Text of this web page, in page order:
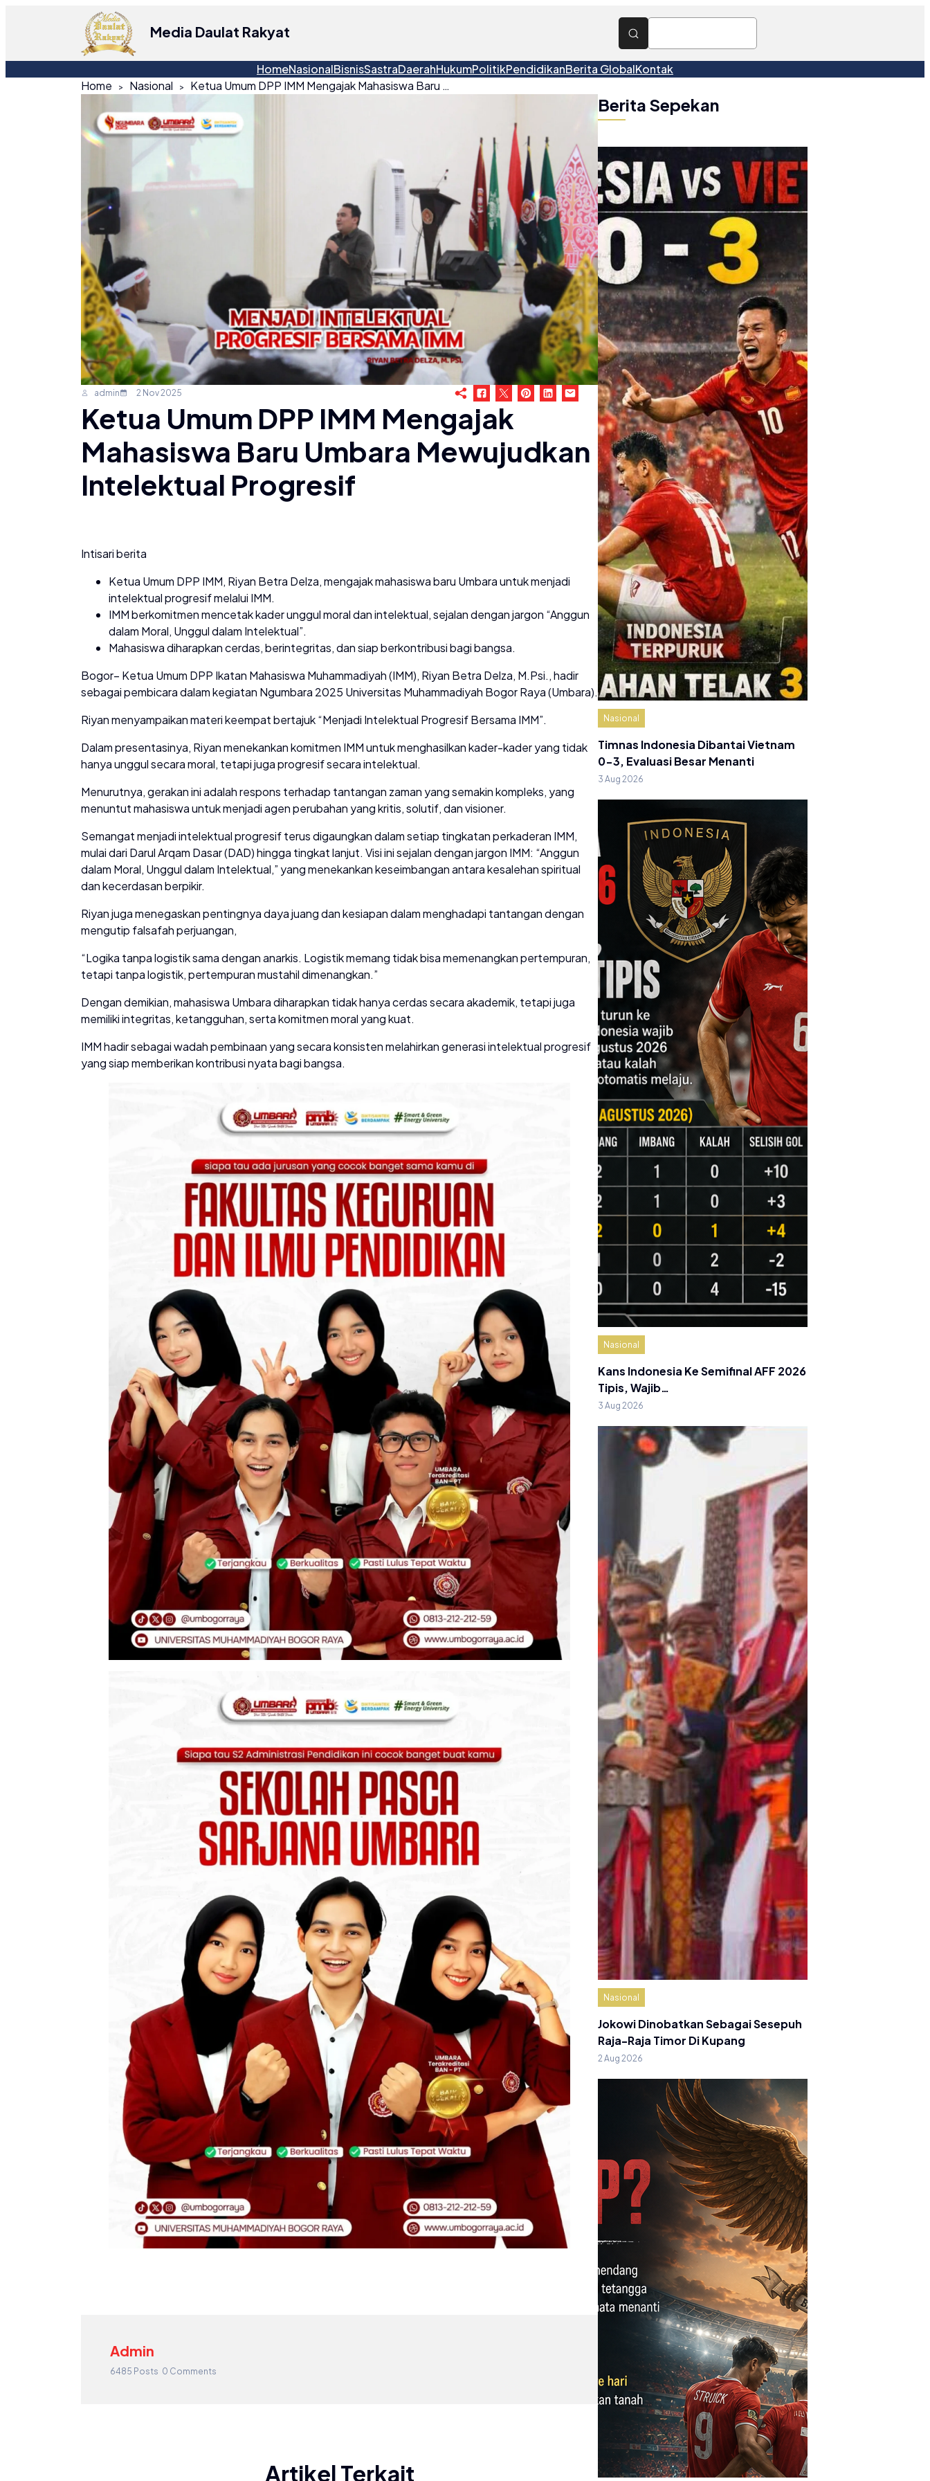
Media Daulat Rakyat
HomeNasionalBisnisSastraDaerahHukumPolitikPendidikanBerita GlobalKontak
Home
Nasional Ketua Umum DPP IMM Mengajak Mahasiswa Baru Umbara Mewujudkan Intelektual Progresif
admin 2 Nov 2025
Ketua Umum DPP IMM Mengajak
Mahasiswa Baru Umbara Mewujudkan
Intelektual Progresif
Intisari berita
Ketua Umum DPP IMM, Riyan Betra Delza, mengajak mahasiswa baru Umbara untuk menjadi
intelektual progresif melalui IMM.
IMM berkomitmen mencetak kader unggul moral dan intelektual, sejalan dengan jargon “Anggun
dalam Moral, Unggul dalam Intelektual”.
Mahasiswa diharapkan cerdas, berintegritas, dan siap berkontribusi bagi bangsa.
Bogor– Ketua Umum DPP Ikatan Mahasiswa Muhammadiyah (IMM), Riyan Betra Delza, M.Psi., hadir
sebagai pembicara dalam kegiatan Ngumbara 2025 Universitas Muhammadiyah Bogor Raya (Umbara).
Riyan menyampaikan materi keempat bertajuk “Menjadi Intelektual Progresif Bersama IMM”.
Dalam presentasinya, Riyan menekankan komitmen IMM untuk menghasilkan kader-kader yang tidak
hanya unggul secara moral, tetapi juga progresif secara intelektual.
Menurutnya, gerakan ini adalah respons terhadap tantangan zaman yang semakin kompleks, yang
menuntut mahasiswa untuk menjadi agen perubahan yang kritis, solutif, dan visioner.
Semangat menjadi intelektual progresif terus digaungkan dalam setiap tingkatan perkaderan IMM,
mulai dari Darul Arqam Dasar (DAD) hingga tingkat lanjut. Visi ini sejalan dengan jargon IMM: “Anggun
dalam Moral, Unggul dalam Intelektual,” yang menekankan keseimbangan antara kesalehan spiritual
dan kecerdasan berpikir.
Riyan juga menegaskan pentingnya daya juang dan kesiapan dalam menghadapi tantangan dengan
mengutip falsafah perjuangan,
“Logika tanpa logistik sama dengan anarkis. Logistik memang tidak bisa memenangkan pertempuran,
tetapi tanpa logistik, pertempuran mustahil dimenangkan.”
Dengan demikian, mahasiswa Umbara diharapkan tidak hanya cerdas secara akademik, tetapi juga
memiliki integritas, ketangguhan, serta komitmen moral yang kuat.
IMM hadir sebagai wadah pembinaan yang secara konsisten melahirkan generasi intelektual progresif
yang siap memberikan kontribusi nyata bagi bangsa.
Admin
6485 Posts 0 Comments
Artikel Terkait
Berita Sepekan
Nasional
Timnas Indonesia Dibantai Vietnam
0-3, Evaluasi Besar Menanti
3 Aug 2026
Nasional
Kans Indonesia Ke Semifinal AFF 2026
Tipis, Wajib…
3 Aug 2026
Nasional
Jokowi Dinobatkan Sebagai Sesepuh
Raja-Raja Timor Di Kupang
2 Aug 2026